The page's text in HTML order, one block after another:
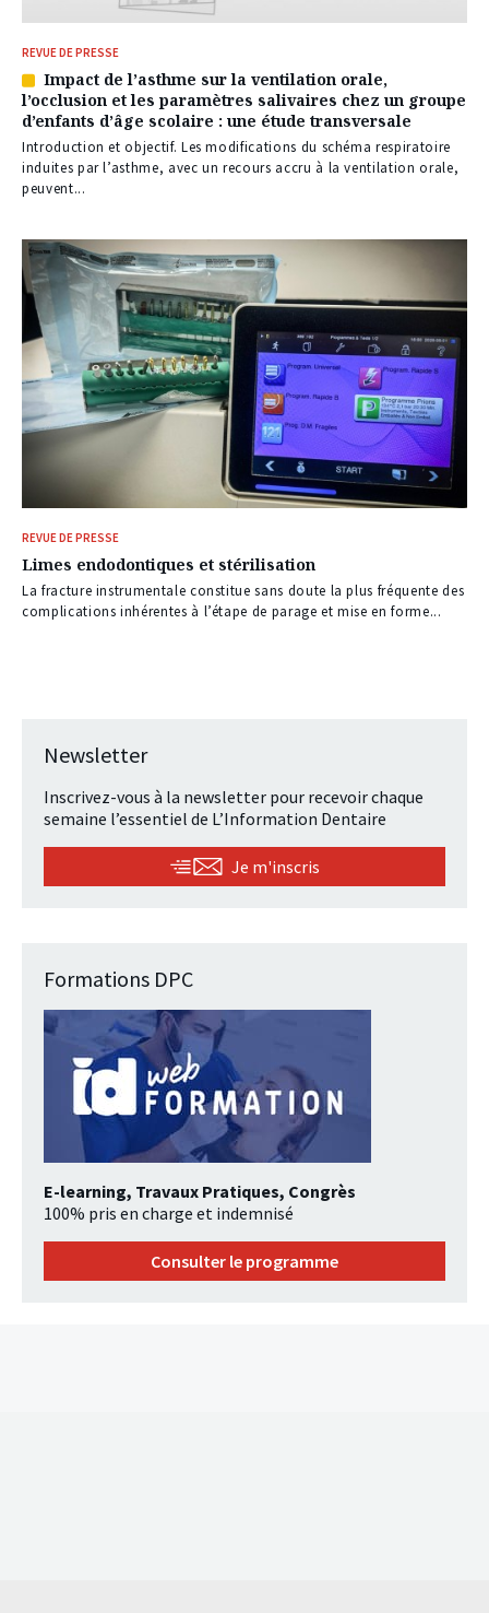
REVUE DE PRESSE
Article
réservé
à
nos
abonnés
Impact de l’asthme sur la ventilation orale,
l’occlusion et les paramètres salivaires chez un groupe
d’enfants d’âge scolaire : une étude transversale
Introduction et objectif. Les modifications du schéma respiratoire
induites par l’asthme, avec un recours accru à la ventilation orale,
peuvent...
REVUE DE PRESSE
Limes endodontiques et stérilisation
La fracture instrumentale constitue sans doute la plus fréquente des
complications inhérentes à l’étape de parage et mise en forme...
Newsletter
Inscrivez-vous à la newsletter pour recevoir chaque
semaine l’essentiel de L’Information Dentaire
Je m'inscris
Formations DPC
E-learning, Travaux Pratiques, Congrès
100% pris en charge et indemnisé
Consulter le programme